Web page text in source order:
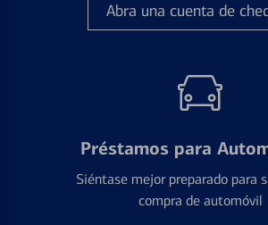
Abra una cuenta de
Préstamos para
Siéntase mejor preparado para
compra de automóvil